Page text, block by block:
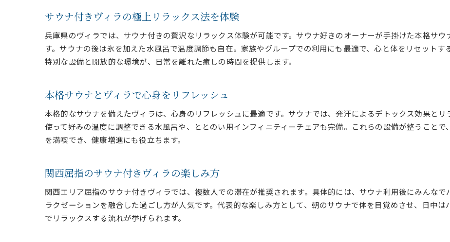
バーベキュー可能なヴィラの選定基準
サウナの種類とヴィラの特徴をチェック
口コミで評判のサウナ付きヴィラ事情
ヴィラで作る大人数の心に残る思い出
サウナとバーベキューで絆を深めるコツ
サウナ付きヴィラの極上リラックス法を体験
兵庫県のヴィラでは、サウナ付きの贅沢なリラックス体験が可能です。サウナ好きのオーナーが手掛けた本格サ
す。サウナの後は氷を加えた水風呂で温度調節も自在。家族やグループでの利用にも最適で、心と体をリセットす
特別な設備と開放的な環境が、日常を離れた癒しの時間を提供します。
本格サウナとヴィラで心身をリフレッシュ
本格的なサウナを備えたヴィラは、心身のリフレッシュに最適です。サウナでは、発汗によるデトックス効果と
使って好みの温度に調整できる水風呂や、ととのい用インフィニティーチェアも完備。これらの設備が整うこと
を満喫でき、健康増進にも役立ちます。
関西屈指のサウナ付きヴィラの楽しみ方
関西エリア屈指のサウナ付きヴィラでは、複数人での滞在が推奨されます。具体的には、サウナ利用後にみんな
ラクゼーションを融合した過ごし方が人気です。代表的な楽しみ方として、朝のサウナで体を目覚めさせ、日中
でリラックスする流れが挙げられます。